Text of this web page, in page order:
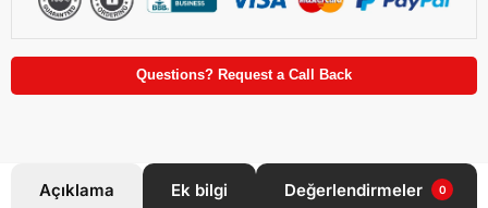
Questions? Request a Call Back
Açıklama Ek bilgi Değerlendirmeler 0